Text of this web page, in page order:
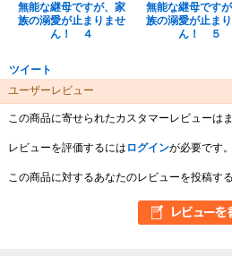
無能な継母ですが、家
族の溺愛が止まりませ
ん！ ４
無能な継母です
族の溺愛が止ま
ん！ ５
ツイート
ユーザーレビュー
この商品に寄せられたカスタマーレビューは
レビューを評価するには ログインが必要です。
この商品に対するあなたのレビューを投稿す